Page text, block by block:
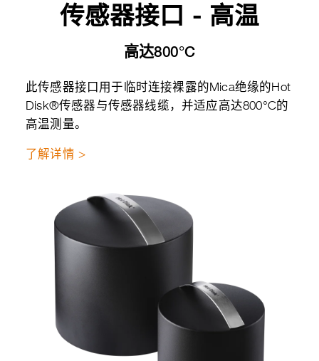
传感器接口 - 高温
高达800°C
此传感器接口用于临时连接裸露的Mica绝缘的Hot
Disk®传感器与传感器线缆，并适应高达800°C的
高温测量。
了解详情 >